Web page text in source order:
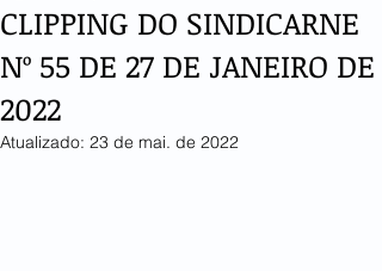
CLIPPING DO SINDICARNE
Nº 55 DE 27 DE JANEIRO DE
2022
Atualizado: 23 de mai. de 2022